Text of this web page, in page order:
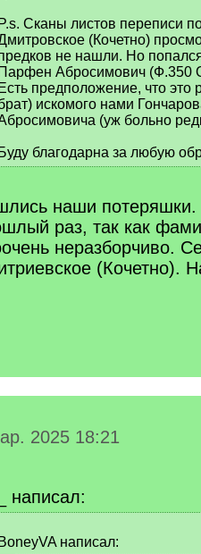
P.s. Сканы листов переписи
(Кочетно)
не нашли. Но
Парфен Абросимович (Ф.350
Есть предположение, что это
искомого нами
(уж больно
Буду благодарна за любую
наши потеряшки.
раз, так как
неразборчиво.
(Кочетно).
2025 18:21
написал:
BoneyVA написал: